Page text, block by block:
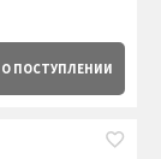
О ПОСТУПЛЕНИИ